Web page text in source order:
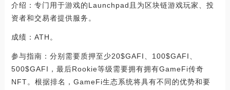
介绍：专门用于游戏的Launchpad且为区块链游戏玩家、投
资者和交易者提供服务。
成绩：ATH。
参与指南：分别需要质押至少20$GAFI、100$GAFI、
500$GAFI，最后Rookie等级需要拥有拥有GameFi传奇
NFT。根据排名，GameFi生态系统将具有不同的优势和要